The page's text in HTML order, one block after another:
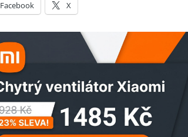
Facebook X